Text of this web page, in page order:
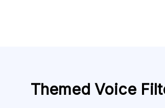
Themed Voice